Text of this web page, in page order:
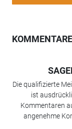
KOMMENTARE
Die qualifizierte
ist
Kommentaren
angenehme